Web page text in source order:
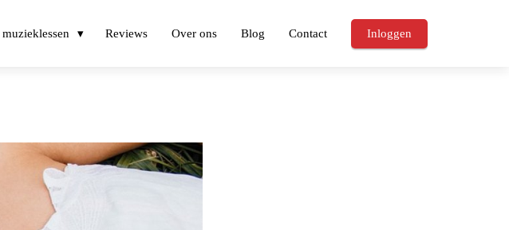
Reviews Over ons Blog Contact Inloggen